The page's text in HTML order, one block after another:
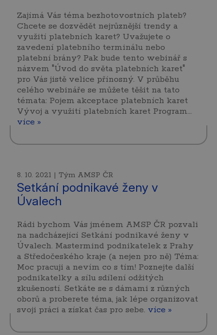
Zajímá Vás téma bezhotovostních plateb?
Chcete se dozvědět nejrůznější trendy a
využití platebních karet? Uvažujete o
zavedení platebního terminálu nebo
platební brány? Pak bude tento webinář s
názvem "Úvod do světa platebních karet"
pro Vás jistě velice přínosný. V průběhu
celého webináře se můžete těšit na tato
témata: Pojem akceptace platebních karet
Vývoj a využití platebních karet Program...
více »
8. 10. 2021 | Tým AMSP ČR
Setkání podnikavé ženy v
Úvalech
Rádi bychom Vás jménem AMSP ČR pozvali
na nadcházející Setkání podnikavé ženy v
Úvalech. Mastermind podnikatelek z Prahy
a Středočeského kraje (a nejen pro ně) Téma:
Moc pracuji a nevím co s tím! Poznejte další
podnikatelky a sílu sdílení odžitých
zkušeností. Setkáte se s dámami z různých
oborů a proberete téma, jak lépe organizovat
svoji práci a získat čas pro sebe. více »